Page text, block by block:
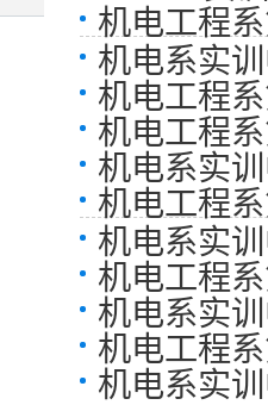
机电工程
机电系实
机电工程
机电工程
机电系实
机电工程
机电系实
机电工程
机电系实
机电工程
机电系实